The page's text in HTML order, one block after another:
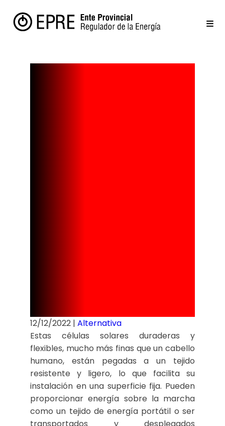
12/12/2022 | Alternativa
Estas células solares duraderas y
flexibles, mucho más finas que un cabello
humano, están pegadas a un tejido
resistente y ligero, lo que facilita su
instalación en una superficie fija. Pueden
proporcionar energía sobre la marcha
como un tejido de energía portátil o ser